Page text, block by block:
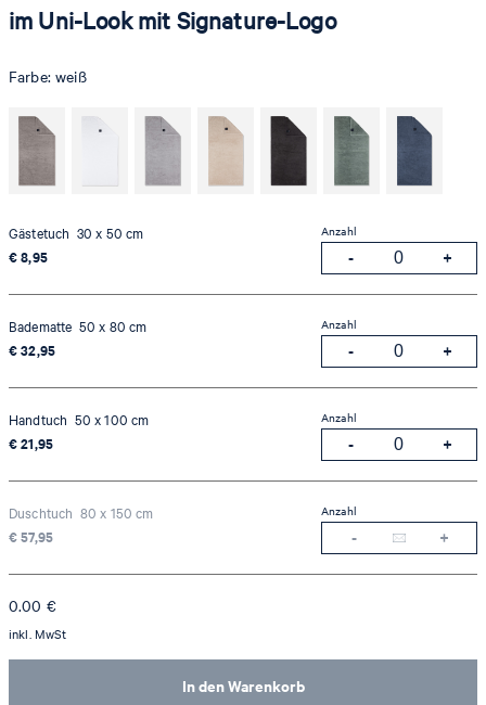
im Uni-Look mit Signature-Logo
Farbe:weiß
Gästetuch 30 x 50 cm
€ 8,95
Anzahl
Badematte 50 x 80 cm
€ 32,95
Anzahl
Handtuch 50 x 100 cm
€ 21,95
Anzahl
Duschtuch 80 x 150 cm
€ 57,95
Anzahl
In den Warenkorb
0.00 €
inkl. MwSt